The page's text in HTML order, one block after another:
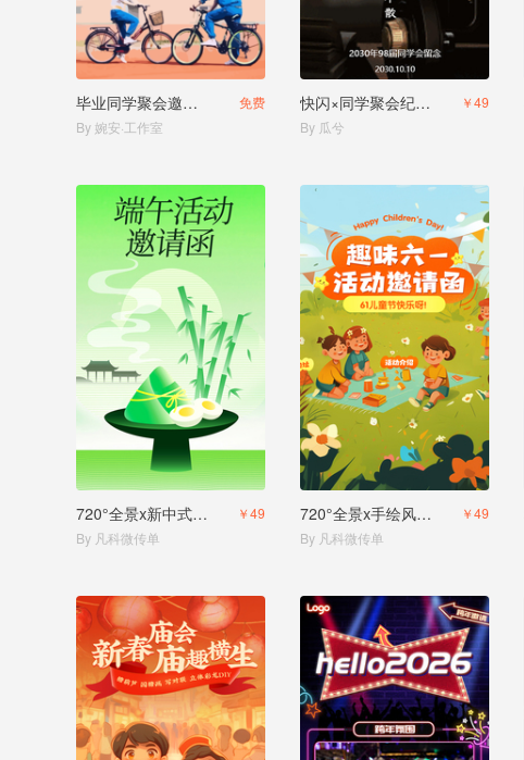
毕业同学聚会邀请函记录相册
免费
By 婉安·工作室
快闪×同学聚会纪念相册
￥49
By 瓜兮
720°全景x新中式风格端午活动邀请
￥49
By 凡科微传单
720°全景x手绘风儿童节活动邀请函
￥49
By 凡科微传单